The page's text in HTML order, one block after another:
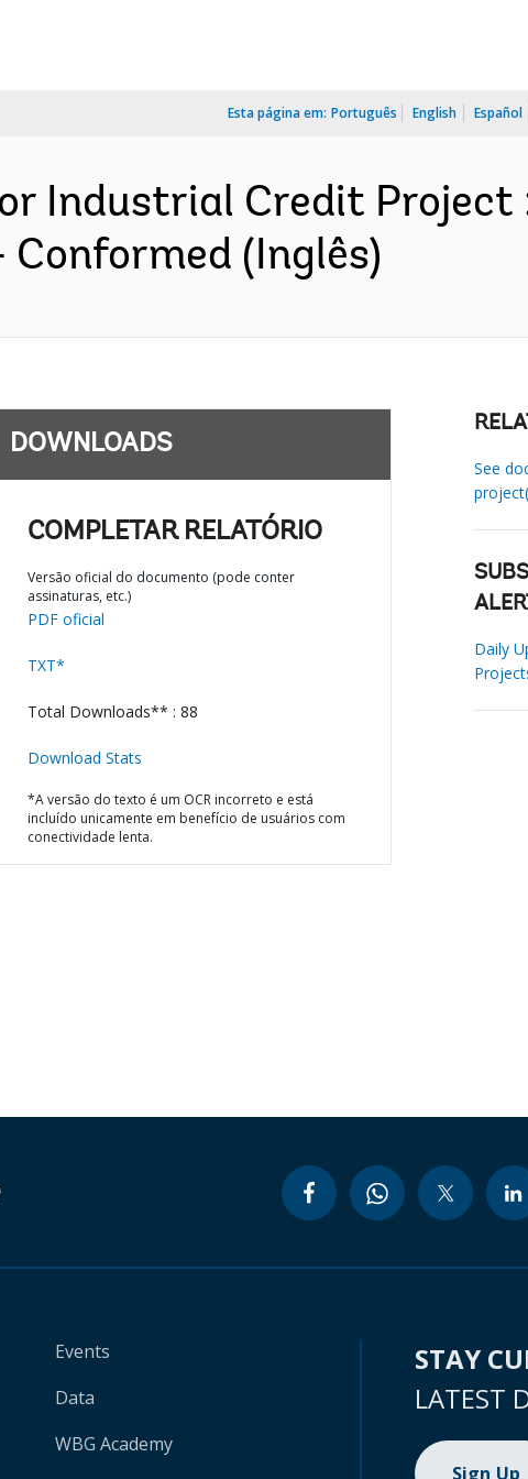
Esta página em: Português English Español
Industrial Credit Project
(Inglês)
DOWNLOADS
COMPLETAR RELATÓRIO
Versão oficial do documento (pode conter
assinaturas, etc.)
PDF oficial
TXT*
Total Downloads** : 88
Download Stats
*A versão do texto é um OCR incorreto e está
incluído unicamente em benefício de usuários com
conectividade lenta.
See
Daily
Events
Data
WBG Academy
STAY
LATEST
Sign Up